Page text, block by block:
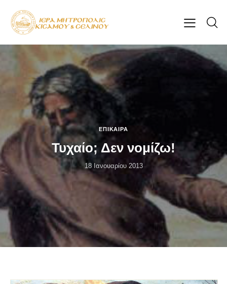
ΕΠΊΚΑΙΡΑ
Τυχαίο; Δεν νομίζω!
18 Ιανουαρίου 2013